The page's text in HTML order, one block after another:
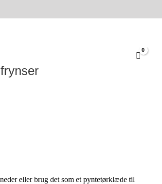
eller brug det som et pyntetørklæde til